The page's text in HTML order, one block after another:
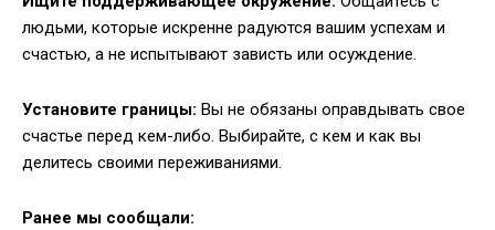
людьми, которые искренне радуются вашим успехам и
счастью, а не испытывают зависть или осуждение.
Установите границы: Вы не обязаны оправдывать свое
счастье перед кем-либо. Выбирайте, с кем и как вы
делитесь своими переживаниями.
Ранее мы сообщали: